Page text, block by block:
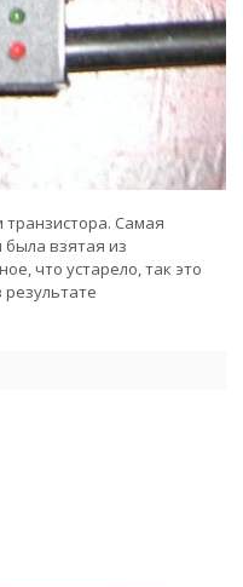
транзистора. Самая
взятая из
что устарело, так это